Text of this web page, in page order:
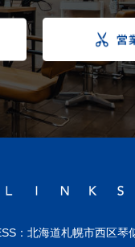
：北海道札幌市西区琴